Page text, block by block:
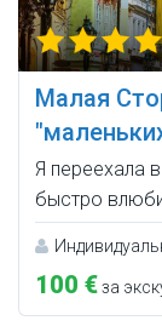
Малая
Я переехала
быстро
100 €за